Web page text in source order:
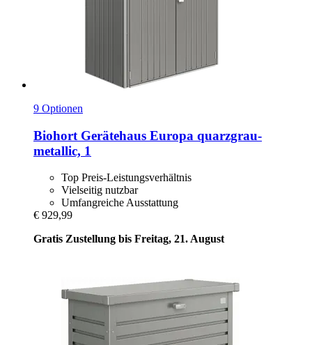
9 Optionen
Biohort Gerätehaus Europa quarzgrau-​
metallic, 1
Top Preis-Leistungsverhältnis
Vielseitig nutzbar
Umfangreiche Ausstattung
€ 929,99
Gratis Zustellung bis Freitag, 21. August